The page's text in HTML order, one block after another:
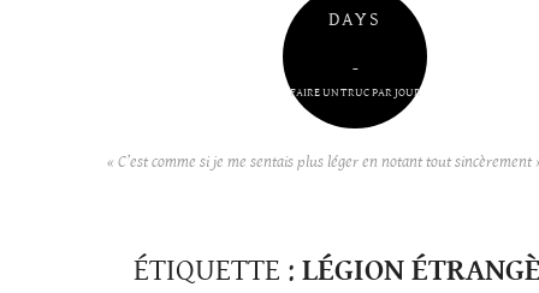
DAYS
–
FAIRE UN TRUC PAR JOUR
« C’est comme si je me sentais plus léger en notant tout sincèrement
ÉTIQUETTE : LÉGION